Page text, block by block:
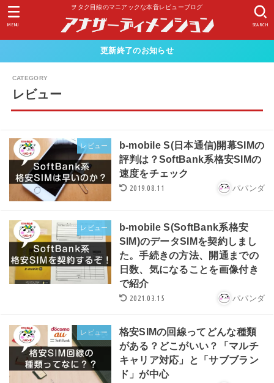
ヲタク目線のマニアックな本音レビューブログ
SEARCH
MENU
更新終了のお知らせ
レビュー
レビュー
b-mobile S(日本通信)開幕SIMの
評判は？SoftBank系格安SIMの
速度をチェック
2019.08.11 パパンダ
レビュー
b-mobile S(SoftBank系格安
SIM)のデータSIMを契約しまし
た。手続きの方法、開通までの
日数、気になることを画像付き
で紹介
2021.03.15 パパンダ
レビュー
格安SIMの回線ってどんな種類
がある？どこがいい？「マルチ
キャリア対応」と「サブブラン
ド」が中心